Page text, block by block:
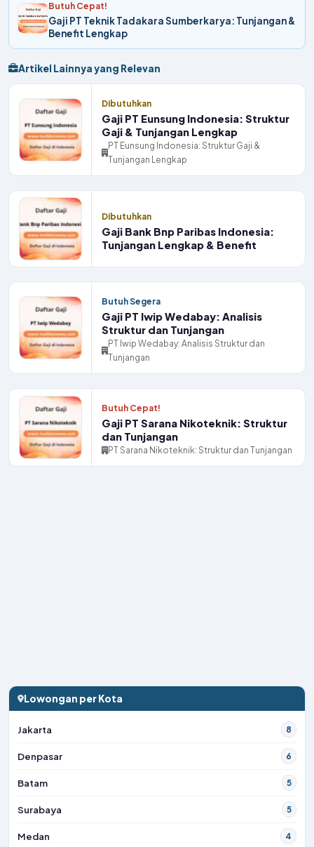
Butuh Cepat!
Gaji PT Teknik Tadakara Sumberkarya: Tunjangan &
Benefit Lengkap
Artikel Lainnya yang Relevan
Dibutuhkan
Gaji PT Eunsung Indonesia: Struktur
Gaji & Tunjangan Lengkap
PT Eunsung Indonesia: Struktur Gaji &
Tunjangan Lengkap
Dibutuhkan
Gaji Bank Bnp Paribas Indonesia:
Tunjangan Lengkap & Benefit
Butuh Segera
Gaji PT Iwip Wedabay: Analisis
Struktur dan Tunjangan
PT Iwip Wedabay: Analisis Struktur dan
Tunjangan
Butuh Cepat!
Gaji PT Sarana Nikoteknik: Struktur
dan Tunjangan
PT Sarana Nikoteknik: Struktur dan Tunjangan
Lowongan per Kota
Jakarta 8
Denpasar 6
Batam 5
Surabaya 5
Medan 4